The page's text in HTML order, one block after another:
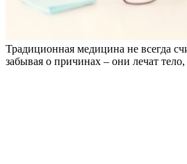
Традиционная медицина не всегда
забывая о причинах – они лечат